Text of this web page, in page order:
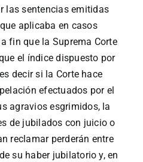
las sentencias emitidas
aplicaba en casos
fin que la Suprema Corte
el índice dispuesto por
decir si la Corte hace
efectuados por el
agravios esgrimidos, la
de jubilados con juicio o
reclamar perderán entre
su haber jubilatorio y, en